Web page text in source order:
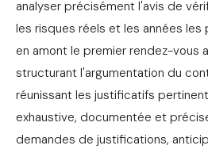
analyser précisément l'avis de
les risques réels et les années
en amont le premier rendez-vous
structurant l'argumentation du
réunissant les justificatifs
exhaustive, documentée et
demandes de justifications,